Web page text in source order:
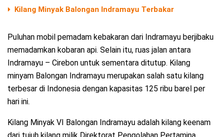
Kilang Minyak Balongan Indramayu Terbakar
Puluhan mobil pemadam kebakaran dari Indramayu berjibaku
memadamkan kobaran api. Selain itu, ruas jalan antara
Indramayu – Cirebon untuk sementara ditutup. Kilang
minyam Balongan Indramayu merupakan salah satu kilang
terbesar di Indonesia dengan kapasitas 125 ribu barel per
hari ini.
Kilang Minyak VI Balongan Indramayu adalah kilang keenam